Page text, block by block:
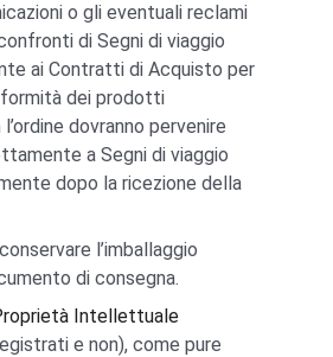
o gli eventuali reclami
di Segni di viaggio
ai Contratti di Acquisto per
dei prodotti
dovranno pervenire
a Segni di viaggio
dopo la ricezione della
l’imballaggio
di consegna.
Intellettuale
e non), come pure